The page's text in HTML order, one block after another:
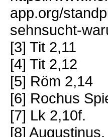
app.org/
sehnsucht-
[3] Tit 2,11
[4] Tit 2,12
[5] Röm 2,14
[6] Rochus
[7] Lk 2,10f.
[8]